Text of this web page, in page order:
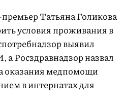
Татьяна Голикова
условия проживания в
выявил
Росздравнадзор назвал
оказания медпомощи
в интернатах для